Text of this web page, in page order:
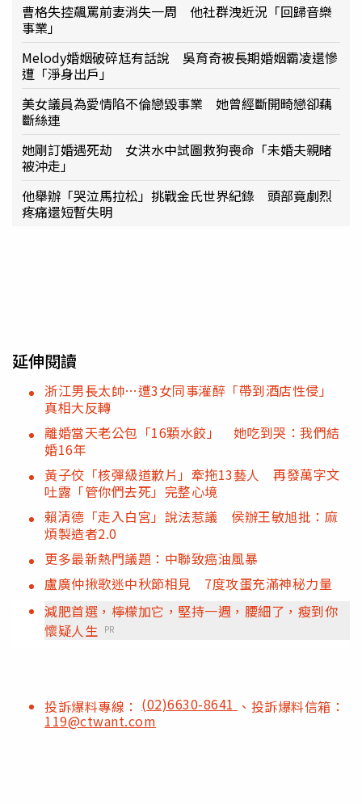
曹格失控飆罵前妻消失一周 他社群洩近況「回歸音樂
事業」
Melody婚姻破碎尪有話說 吳育奇被長期婚姻霸凌還慘
遭「淨身出戶」
美女議員為愛情陷不倫戀毀事業 她曾經斷開畸戀卻藕
斷絲連
她剛訂婚遇死劫 女洪水中試圖救狗喪命「未婚夫親睹
被沖走」
他舉辦「哭泣馬拉松」挑戰金氏世界紀錄 頭部竟劇烈
疼痛還短暫失明
延伸閱讀
浙江男長太帥…遭3女同事灌醉「帶到酒店性侵」
真相大反轉
離婚當天老公包「16顆水餃」 她吃到哭：我們結
婚16年
黃子佼「核彈級道歉片」牽拖13藝人 再發萬字文
吐露「管你們去死」完整心境
賴清德「走入白宮」說法惹議 侯辦王敏旭批：麻
煩製造者2.0
更多最新熱門議題：中聯致癌油風暴
盧廣仲揪歌迷中秋節相見 7度攻蛋充滿神秘力量
減肥首選，檸檬加它，堅持一週，腰細了，瘦到你
懷疑人生
PR
投訴爆料專線： (02)6630-8641 、投訴爆料信箱：
119@ctwant.com